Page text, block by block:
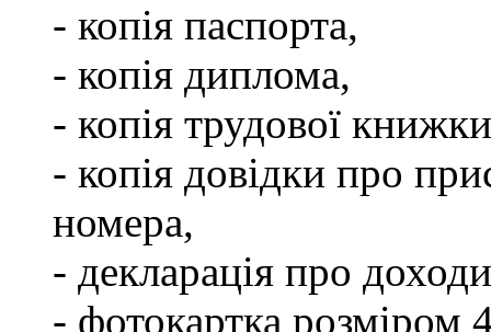
- копія паспорта,
- копія диплома,
- копія трудової
- копія довідки про
номера,
- декларація про
- фотокартка розміром